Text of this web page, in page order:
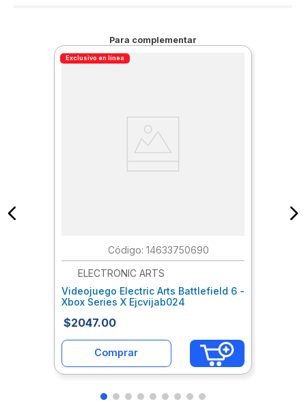
Para complementar
Exclusivo en línea
: 14633750690
ELECTRONIC ARTS
Videojuego Electric Arts Battlefield 6 -
Xbox Series X Ejcvijab024
$2047.00
Comprar